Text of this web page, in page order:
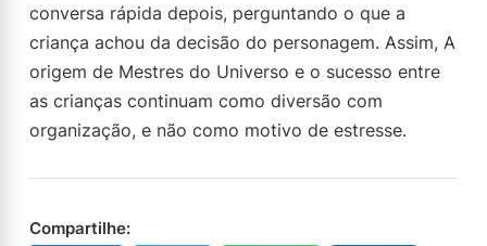
conversa rápida depois, perguntando o que a
criança achou da decisão do personagem. Assim, A
origem de Mestres do Universo e o sucesso entre
as crianças continuam como diversão com
organização, e não como motivo de estresse.
Compartilhe: